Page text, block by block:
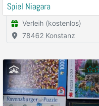
Spiel Niagara
Verleih (kostenlos)
78462 Konstanz